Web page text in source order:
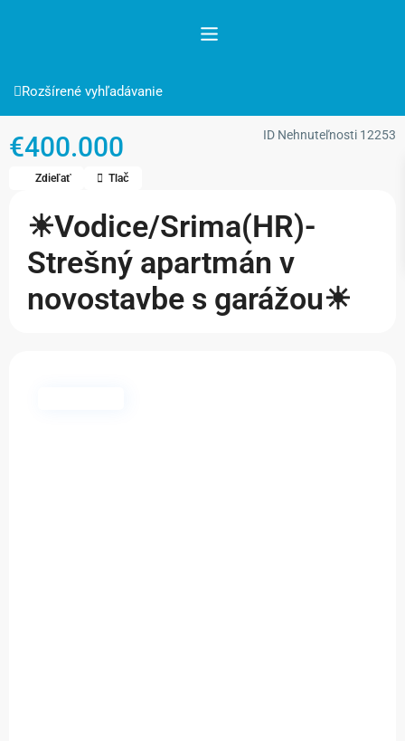
Rozšírené vyhľadávanie
ID Nehnuteľnosti 12253
€400.000
Zdieľať Tlač
☀Vodice/Srima(HR)-
Strešný apartmán v
novostavbe s garážou☀